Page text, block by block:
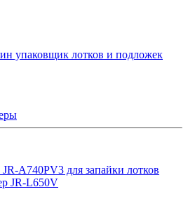
упаковщик лотков и подложек
A740PV3 для запайки лотков
JR-L650V